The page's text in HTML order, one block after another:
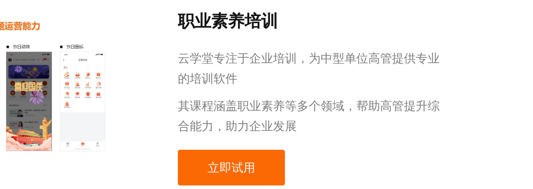
职业素养培训
云学堂专注于企业培训，为中型单位高管提供专业
的培训软件
其课程涵盖职业素养等多个领域，帮助高管提升综
合能力，助力企业发展
立即试用